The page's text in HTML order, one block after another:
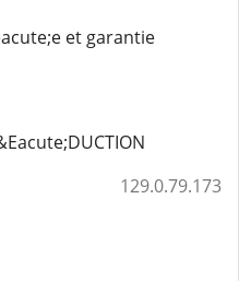
et garantie
129.0.79.173